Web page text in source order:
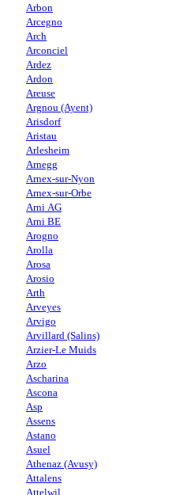
Arbon
Arcegno
Arch
Arconciel
Ardez
Ardon
Areuse
Argnou (Ayent)
Arisdorf
Aristau
Arlesheim
Arnegg
Arnex-sur-Nyon
Arnex-sur-Orbe
Arni AG
Arni BE
Arogno
Arolla
Arosa
Arosio
Arth
Arveyes
Arvigo
Arvillard (Salins)
Arzier-Le Muids
Arzo
Ascharina
Ascona
Asp
Assens
Astano
Asuel
Athenaz (Avusy)
Attalens
Attelwil